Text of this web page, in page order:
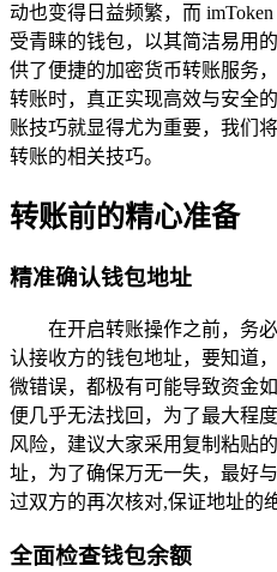
动也变得日益频繁，而
受青睐的钱包，以其简洁易用
供了便捷的加密货币转账服务
转账时，真正实现高效与安全
账技巧就显得尤为重要，我们
转账的相关技巧。
转账前的精心准备
精准确认钱包地址
在开启转账操作之前，务
认接收方的钱包地址，要知道
微错误，都极有可能导致资金
便几乎无法找回，为了最大程
风险，建议大家采用复制粘贴
址，为了确保万无一失，最好
过双方的再次核对,保证地址的
全面检查钱包余额